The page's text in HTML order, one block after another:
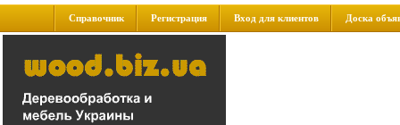
Справочник Регистрация Вход для клиентов Доска